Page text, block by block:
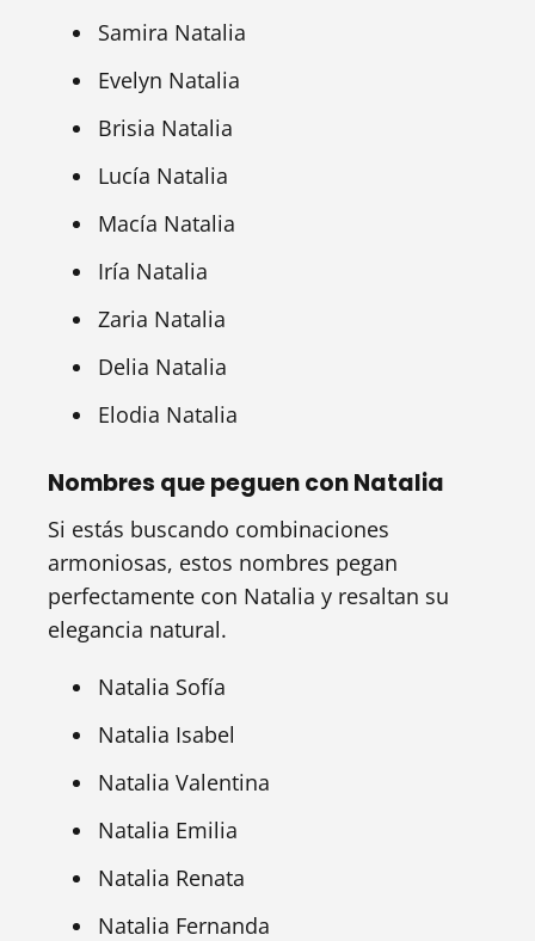
Samira Natalia
Evelyn Natalia
Brisia Natalia
Lucía Natalia
Macía Natalia
Iría Natalia
Zaria Natalia
Delia Natalia
Elodia Natalia
Nombres que peguen con Natalia
Si estás buscando combinaciones
armoniosas, estos nombres pegan
perfectamente con Natalia y resaltan su
elegancia natural.
Natalia Sofía
Natalia Isabel
Natalia Valentina
Natalia Emilia
Natalia Renata
Natalia Fernanda